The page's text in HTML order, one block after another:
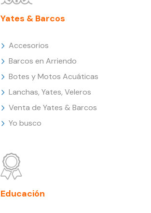
Yates & Barcos
Accesorios
Barcos en Arriendo
Botes y Motos Acuáticas
Lanchas, Yates, Veleros
Venta de Yates & Barcos
Yo busco
Educación